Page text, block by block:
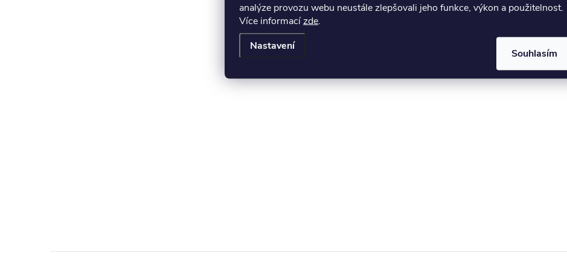
analýze provozu webu neustále zlepšovali jeho funkce, výkon a použitelnost.
Více informacízde.
Nastavení
Souhlasím